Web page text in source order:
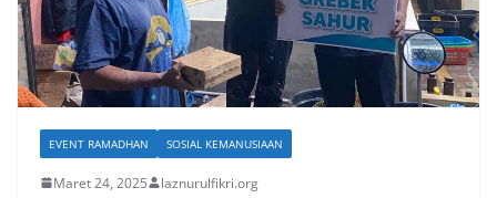
EVENT RAMADHAN SOSIAL KEMANUSIAAN
Maret 24, 2025 laznurulfikri.org